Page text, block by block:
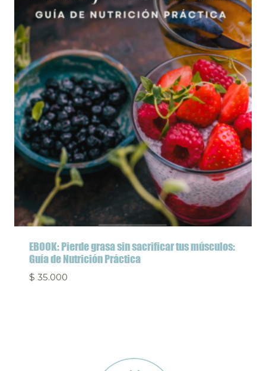
EBOOK: Pierde grasa sin sacrificar tus músculos:
Guía de Nutrición Práctica
$ 35.000